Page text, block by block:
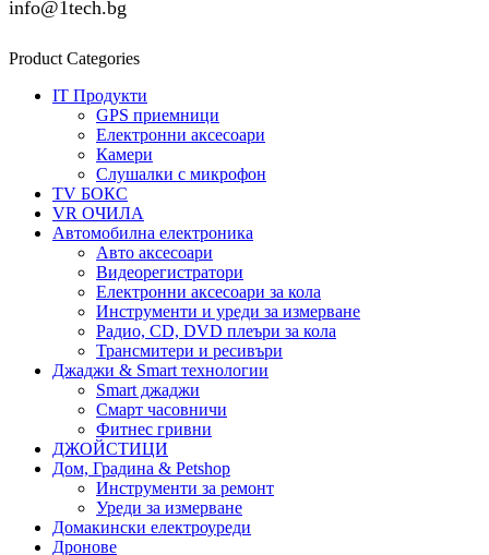
info@1tech.bg
Product Categories
IT Продукти
GPS приемници
Електронни аксесоари
Камери
Слушалки с микрофон
TV БОКС
VR ОЧИЛА
Автомобилна електроника
Авто аксесоари
Видеорегистратори
Електронни аксесоари за кола
Инструменти и уреди за измерване
Радио, CD, DVD плеъри за кола
Трансмитери и ресивъри
Джаджи & Smart технологии
Smart джаджи
Смарт часовничи
Фитнес гривни
ДЖОЙСТИЦИ
Дом, Градина & Petshop
Инструменти за ремонт
Уреди за измерване
Домакински електроуреди
Дронове